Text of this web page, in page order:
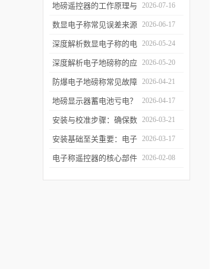
检定制度：每季度自检、
每年法定检定与数据追溯
管理
地磅遥控器的工作原理与
信号链路拆解：从射频发
射到称重干扰
2026-07-16
数显电子称常见误差来源
分析与软件滤波算法实现
2026-06-17
深度解析数显电子称的电
磁平衡传感原理与实操调
修
2026-05-24
深度解析电子地磅称的应
变片传感机制与防雷击实
操
2026-05-20
防爆电子地磅称常见故障
排查与日常维护指南
2026-04-21
地磅显示器蓄电池亏电？
教你延长待机时间的技巧
2026-04-17
安装与校准步骤：确保数
显电子称开箱即准
2026-03-21
安装基础至关重要：电子
地磅称的选址与基坑施工
2026-03-17
电子称遥控器的核心部件 2026-02-08